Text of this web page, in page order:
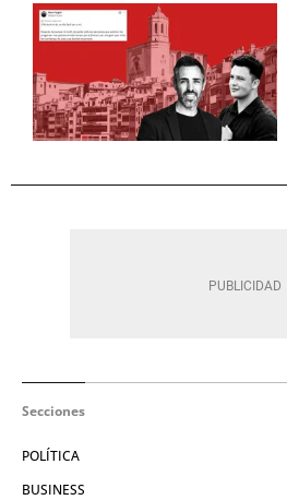
Secciones
POLÍTICA
BUSINESS